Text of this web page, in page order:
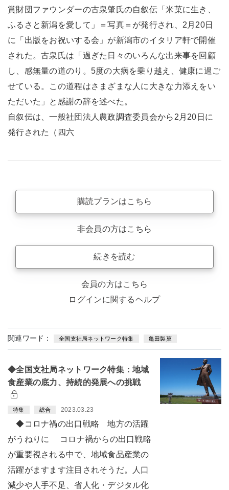
賞財団ファウンダーの古泉肇氏の自叙伝「米菓に生き、
ふるさと新潟を愛して」＝写真＝が発行され、2月20日
に「出版をお祝いする会」が新潟市のイタリア軒で開催
された。古泉氏は「過ぎた日々のいろんな出来事を回顧
し、感無量の道のり。5度の大病を乗り越え、健康に過ご
せている。この道程はさまざまな人に大きな力添えをい
ただいた」と感謝の辞を述べた。
自叙伝は、一般社団法人農政調査委員会から2月20日に
発行された（四六
購読プランはこちら
非会員の方はこちら
続きを読む
会員の方はこちら
ログインに関するヘルプ
関連ワード： 全国支社局ネットワーク特集 亀田製菓
◆全国支社局ネットワーク特集：地域
食産業の底力、持続的発展への挑戦
特集 総合 2023.03.23
◆コロナ禍の出口戦略 地方の活躍
がうねりに コロナ禍からの出口戦略
が重要視される中で、地域食品産業の
活躍がますます注目されそうだ。人口
減少や人手不足、省人化・デジタル化